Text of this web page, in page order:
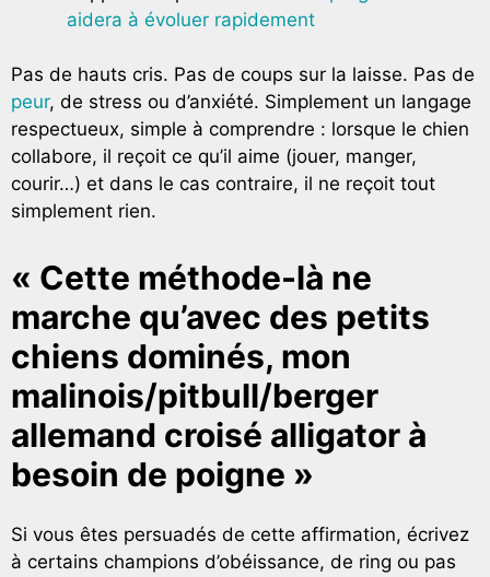
aidera à évoluer rapidement
Pas de hauts cris. Pas de coups sur la laisse. Pas de
peur, de stress ou d’anxiété. Simplement un langage
respectueux, simple à comprendre : lorsque le chien
collabore, il reçoit ce qu’il aime (jouer, manger,
courir…) et dans le cas contraire, il ne reçoit tout
simplement rien.
« Cette méthode-là ne
marche qu’avec des petits
chiens dominés, mon
malinois/pitbull/berger
allemand croisé alligator à
besoin de poigne »
Si vous êtes persuadés de cette affirmation, écrivez
à certains champions d’obéissance, de ring ou pas